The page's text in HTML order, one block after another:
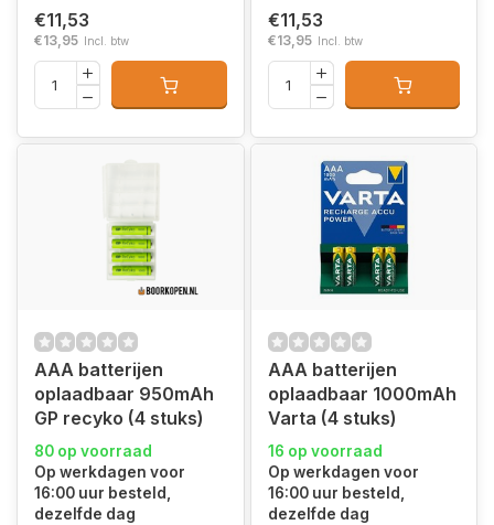
€11,53
€13,95 Incl. btw
€11,53
€13,95 Incl. btw
AAA batterijen
oplaadbaar 950mAh
GP recyko (4 stuks)
80 op voorraad
Op werkdagen voor
16:00 uur besteld,
dezelfde dag
AAA batterijen
oplaadbaar 1000mAh
Varta (4 stuks)
16 op voorraad
Op werkdagen voor
16:00 uur besteld,
dezelfde dag